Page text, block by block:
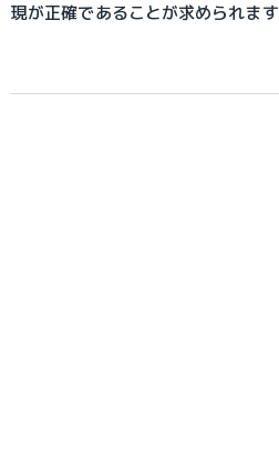
現が正確であることが求められます